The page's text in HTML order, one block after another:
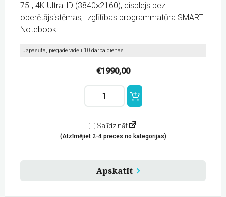
75″, 4K UltraHD (3840×2160), displejs bez
operētājsistēmas, Izglītības programmatūra SMART
Notebook
Apskatīt
Jāpasūta, piegāde vidēji 10 darba dienas
€1990,00
Board
75"
(SBID-
GX075-
iebūvētas
Salīdzināt
(Atzīmējiet 2-4 preces no kategorijas)